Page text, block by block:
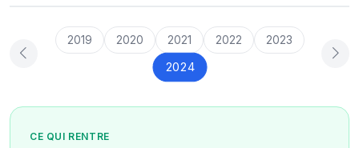
2019 2020 2021 2022 2023
2024
CE QUI RENTRE